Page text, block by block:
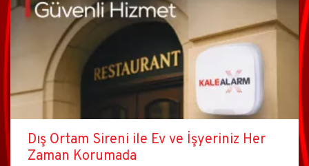
Dış Ortam Sireni ile Ev ve İşyeriniz Her
Zaman Korumada